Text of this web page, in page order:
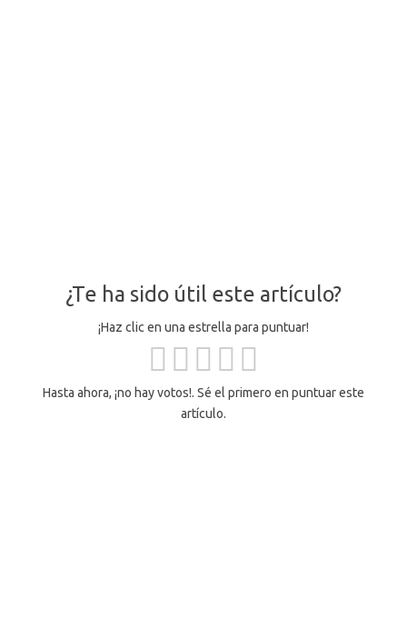
¿Te ha sido útil este artículo?
¡Haz clic en una estrella para puntuar!
Hasta ahora, ¡no hay votos!. Sé el primero en puntuar este
artículo.